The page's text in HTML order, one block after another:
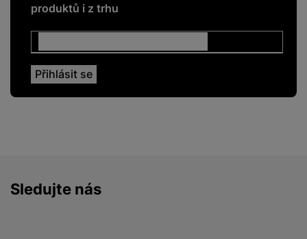
produktů i z trhu
Sledujte nás